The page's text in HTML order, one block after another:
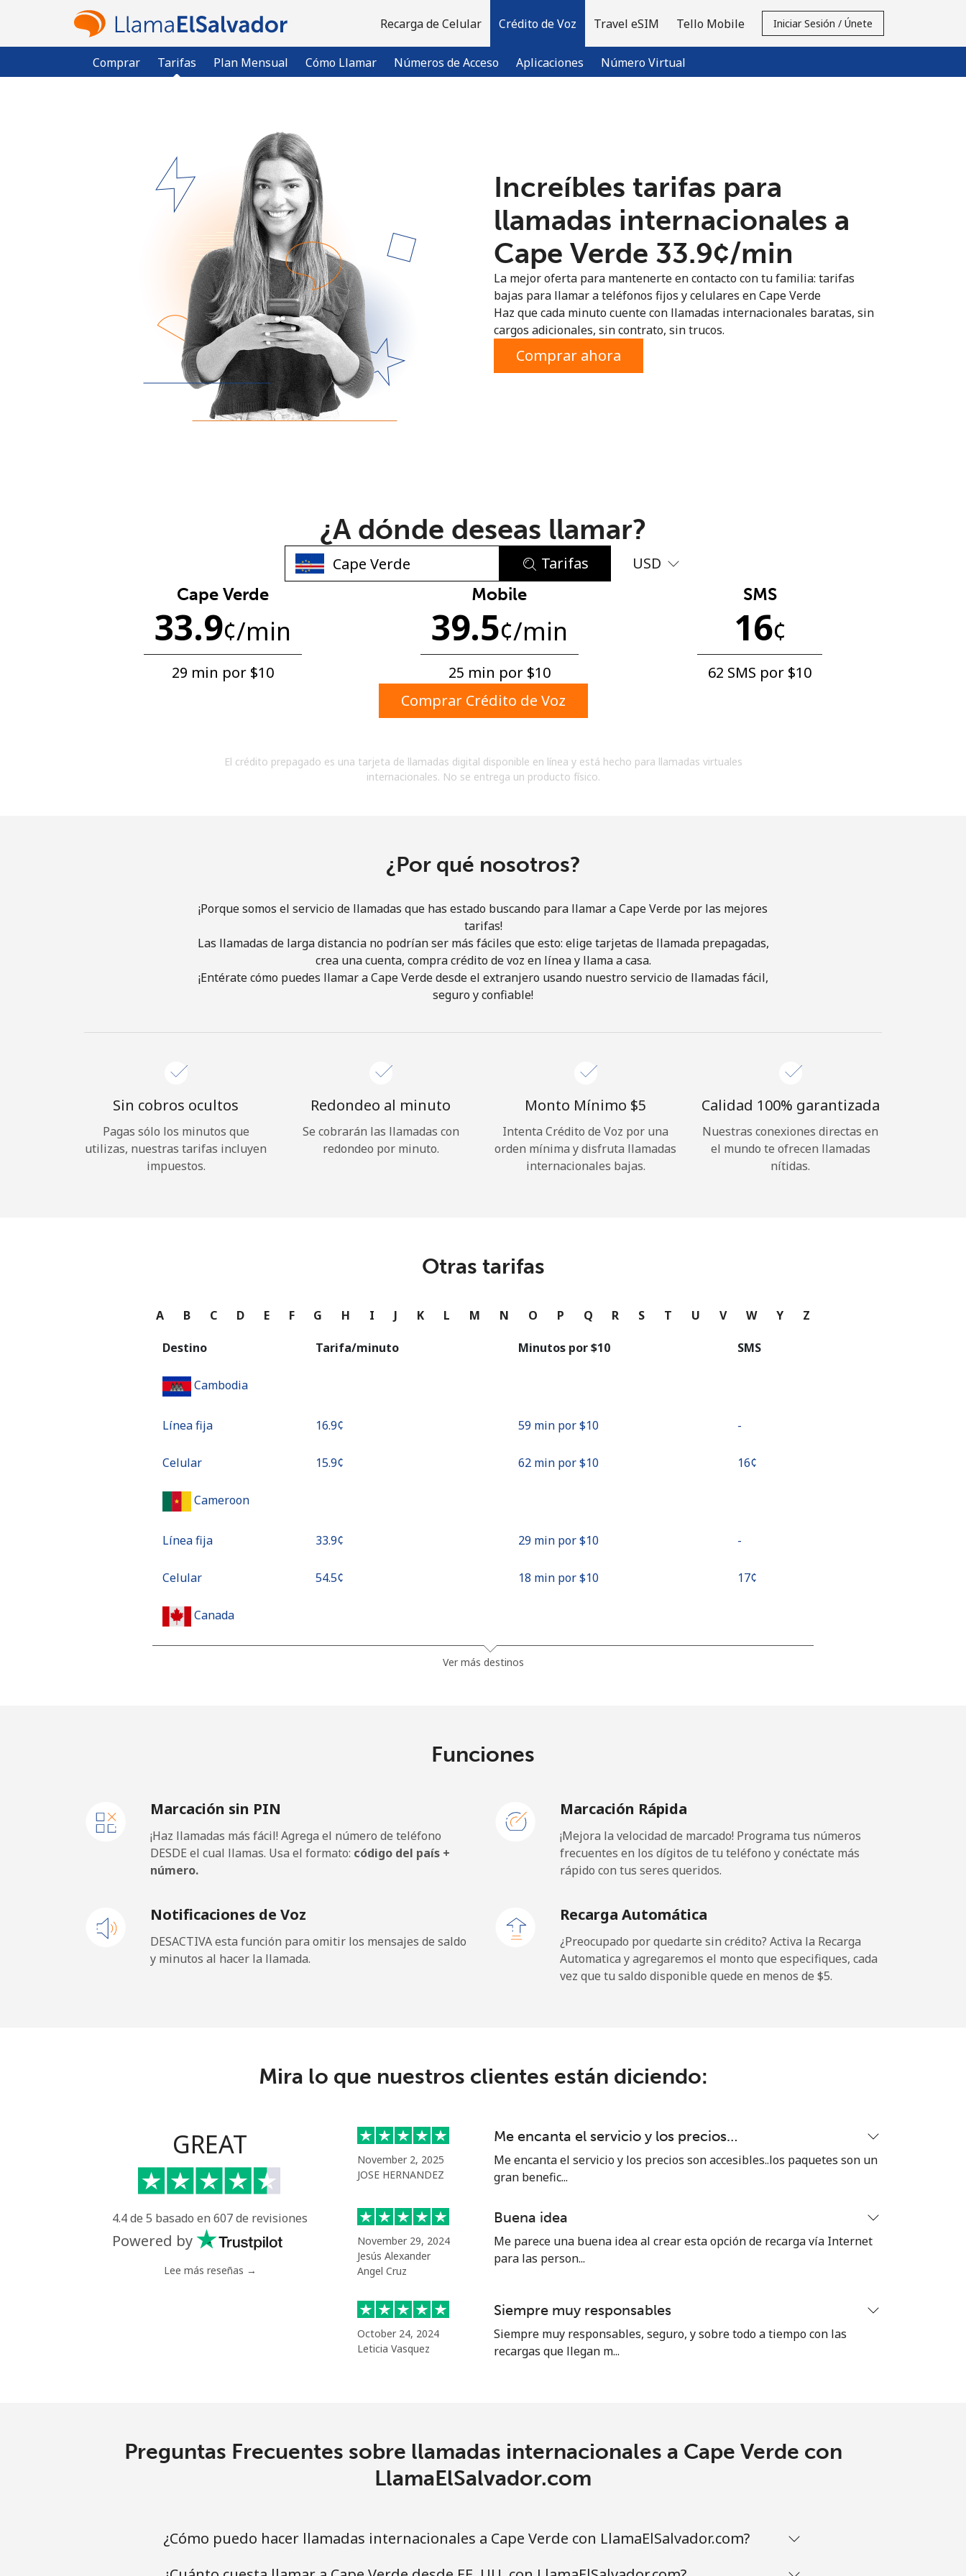
Recarga de Celular Crédito de Voz
Comprar Tarifas Plan Mensual Cómo Llamar Números de Acceso Aplicaciones Número Virtual
Travel eSIM Tello Mobile Iniciar Sesión / Únete
¿Ya tienes una cuenta? Inicia sesión →
Regístrate con
No se ha creado una contraseña
Mínimo 8 caracteres
Una letra mayúscula y una minúscula
Un caracter especial
acuerdo con estos
Términos y condiciones.
Únete
¡Hola!
Continuar con
Increíbles tarifas para
llamadas internacionales a
Cape Verde ⁦33.9¢⁩/min
La mejor oferta para mantenerte en contacto con tu familia: tarifas
bajas para llamar a teléfonos fijos y celulares en Cape Verde
Haz que cada minuto cuente con llamadas internacionales baratas, sin
cargos adicionales, sin contrato, sin trucos.
Comprar ahora
¿A dónde deseas llamar?
Tarifas USD
Cape Verde
33.9¢/min
29 min por ⁦$10⁩
Mobile
39.5¢/min
25 min por ⁦$10⁩
SMS
16¢
62 SMS por ⁦$10⁩
Comprar Crédito de Voz
El crédito prepagado es una tarjeta de llamadas digital disponible en línea y está hecho para llamadas virtuales
internacionales. No se entrega un producto físico.
¿Por qué nosotros?
¡Porque somos el servicio de llamadas que has estado buscando para llamar a Cape Verde por las mejores
tarifas!
Las llamadas de larga distancia no podrían ser más fáciles que esto: elige tarjetas de llamada prepagadas,
crea una cuenta, compra crédito de voz en línea y llama a casa.
¡Entérate cómo puedes llamar a Cape Verde desde el extranjero usando nuestro servicio de llamadas fácil,
seguro y confiable!
Sin cobros ocultos
Pagas sólo los minutos que
utilizas, nuestras tarifas incluyen
impuestos.
Redondeo al minuto
Se cobrarán las llamadas con
redondeo por minuto.
Monto Mínimo ⁦$5⁩
Intenta Crédito de Voz por una
orden mínima y disfruta llamadas
internacionales bajas.
Calidad 100% garantizada
Nuestras conexiones directas en
el mundo te ofrecen llamadas
nítidas.
Otras tarifas
A B C D E F G H I J K L M N O P Q R S T U V W Y Z
Destino Tarifa/minuto Minutos por ⁦$10⁩ SMS
Cambodia
Línea fija ⁦16.9¢⁩ 59 min por ⁦$10⁩ -
Celular ⁦15.9¢⁩ 62 min por ⁦$10⁩ ⁦16¢⁩
Cameroon
Línea fija ⁦33.9¢⁩ 29 min por ⁦$10⁩ -
Celular ⁦54.5¢⁩ 18 min por ⁦$10⁩ ⁦17¢⁩
Canada
Caribbean Netherlands
Línea fija ⁦23.5¢⁩ 42 min por ⁦$10⁩ -
Cayman Islands
Línea fija 50 min por ⁦$10⁩ -
⁦88.5¢⁩ 11 min por ⁦$10⁩
Chad
Línea fija
Chile
222 min por ⁦$10⁩
625 min por ⁦$10⁩
Línea fija ⁦4.9¢⁩ 204 min por ⁦$10⁩
Christmas Island
Ver más destinos
Funciones
Marcación sin PIN
¡Haz llamadas más fácil! Agrega el número de teléfono
DESDE el cual llamas. Usa el formato: código del país +
número.
Marcación Rápida
¡Mejora la velocidad de marcado! Programa tus números
frecuentes en los dígitos de tu teléfono y conéctate más
rápido con tus seres queridos.
Notificaciones de Voz
DESACTIVA esta función para omitir los mensajes de saldo
y minutos al hacer la llamada.
Recarga Automática
¿Preocupado por quedarte sin crédito? Activa la Recarga
Automatica y agregaremos el monto que especifiques, cada
vez que tu saldo disponible quede en menos de ⁦$5⁩.
Mira lo que nuestros clientes están diciendo:
GREAT
4.4 de 5 basado en 607 de revisiones
Powered by
Lee más reseñas →
November 2, 2025
JOSE HERNANDEZ
Me encanta el servicio y los precios…
Me encanta el servicio y los precios son accesibles..los paquetes son un
gran benefic...
November 29, 2024
Jesús Alexander
Angel Cruz
Buena idea
Me parece una buena idea al crear esta opción de recarga vía Internet
para las person...
October 24, 2024
Leticia Vasquez
Siempre muy responsables
Siempre muy responsables, seguro, y sobre todo a tiempo con las
recargas que llegan m...
Preguntas Frecuentes sobre llamadas internacionales a Cape Verde con
LlamaElSalvador.com
¿Cómo puedo hacer llamadas internacionales a Cape Verde con LlamaElSalvador.com?